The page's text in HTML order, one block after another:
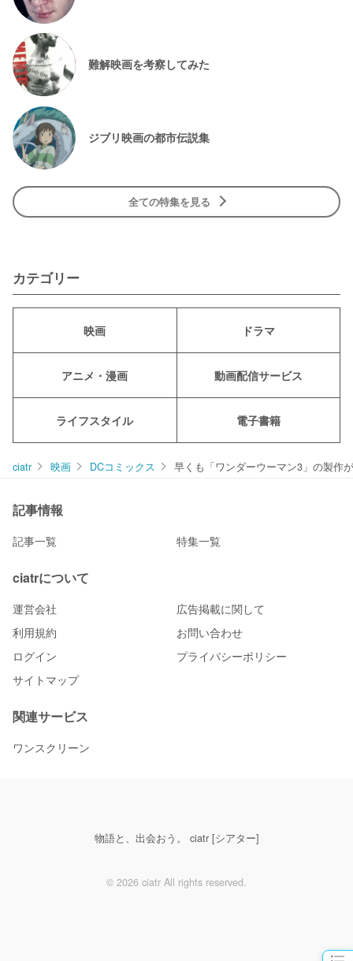
難解映画を考察してみた
ジブリ映画の都市伝説集
全ての特集を見る
カテゴリー
映画 ドラマ
アニメ・漫画 動画配信サービス
ライフスタイル 電子書籍
ciatr 映画 DCコミックス 早くも「ワンダーウーマン3」の製作
記事情報
記事一覧 特集一覧
ciatrについて
運営会社
広告掲載に関して
利用規約
お問い合わせ
ログイン
プライバシーポリシー
サイトマップ
関連サービス
ワンスクリーン
物語と、出会おう。 ciatr [シアター]
© 2026 ciatr All rights reserved.